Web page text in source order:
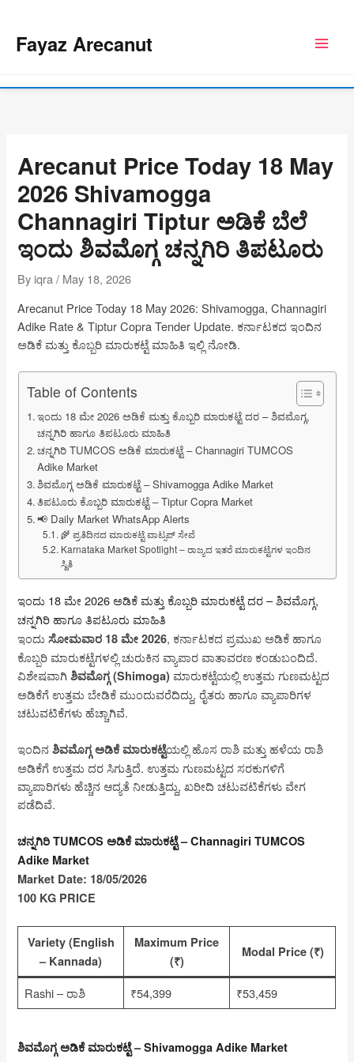
contentFayaz Arecanut
Arecanut Price Today 18 May
2026 Shivamogga
Channagiri Tiptur ಅಡಿಕೆ ಬೆಲೆ
ಇಂದು ಶಿವಮೊಗ್ಗ ಚನ್ನಗಿರಿ ತಿಪಟೂರು
By iqra/ May 18, 2026
Arecanut Price Today 18 May 2026: Shivamogga, Channagiri
Adike Rate & Tiptur Copra Tender Update. ಕರ್ನಾಟಕದ ಇಂದಿನ
ಅಡಿಕೆ ಮತ್ತು ಕೊಬ್ಬರಿ ಮಾರುಕಟ್ಟೆ ಮಾಹಿತಿ ಇಲ್ಲಿ ನೋಡಿ.
Table of Contents
ಇಂದು 18 ಮೇ 2026 ಅಡಿಕೆ ಮತ್ತು ಕೊಬ್ಬರಿ ಮಾರುಕಟ್ಟೆ ದರ – ಶಿವಮೊಗ್ಗ,
ಚನ್ನಗಿರಿ ಹಾಗೂ ತಿಪಟೂರು ಮಾಹಿತಿ
ಚನ್ನಗಿರಿ TUMCOS ಅಡಿಕೆ ಮಾರುಕಟ್ಟೆ – Channagiri TUMCOS
Adike Market
ಶಿವಮೊಗ್ಗ ಅಡಿಕೆ ಮಾರುಕಟ್ಟೆ – Shivamogga Adike Market
ತಿಪಟೂರು ಕೊಬ್ಬರಿ ಮಾರುಕಟ್ಟೆ – Tiptur Copra Market
📢 Daily Market WhatsApp Alerts
🌾 ಪ್ರತಿದಿನದ ಮಾರುಕಟ್ಟೆ ವಾಟ್ಸಪ್ ಸೇವೆ
Karnataka Market Spotlight – ರಾಜ್ಯದ ಇತರೆ ಮಾರುಕಟ್ಟೆಗಳ ಇಂದಿನ
ಸ್ಥಿತಿ
ಇಂದು 18 ಮೇ 2026 ಅಡಿಕೆ ಮತ್ತು ಕೊಬ್ಬರಿ ಮಾರುಕಟ್ಟೆ ದರ – ಶಿವಮೊಗ್ಗ,
ಚನ್ನಗಿರಿ ಹಾಗೂ ತಿಪಟೂರು ಮಾಹಿತಿ
ಇಂದುಸೋಮವಾರ 18 ಮೇ 2026, ಕರ್ನಾಟಕದ ಪ್ರಮುಖ ಅಡಿಕೆ ಹಾಗೂ
ಕೊಬ್ಬರಿ ಮಾರುಕಟ್ಟೆಗಳಲ್ಲಿ ಚುರುಕಿನ ವ್ಯಾಪಾರ ವಾತಾವರಣ ಕಂಡುಬಂದಿದೆ.
ವಿಶೇಷವಾಗಿಶಿವಮೊಗ್ಗ (Shimoga) ಮಾರುಕಟ್ಟೆಯಲ್ಲಿ ಉತ್ತಮ ಗುಣಮಟ್ಟದ
ಅಡಿಕೆಗೆ ಉತ್ತಮ ಬೇಡಿಕೆ ಮುಂದುವರೆದಿದ್ದು, ರೈತರು ಹಾಗೂ ವ್ಯಾಪಾರಿಗಳ
ಚಟುವಟಿಕೆಗಳು ಹೆಚ್ಚಾಗಿವೆ.
ಇಂದಿನಶಿವಮೊಗ್ಗ ಅಡಿಕೆ ಮಾರುಕಟ್ಟೆಯಲ್ಲಿ ಹೊಸ ರಾಶಿ ಮತ್ತು ಹಳೆಯ ರಾಶಿ
ಅಡಿಕೆಗೆ ಉತ್ತಮ ದರ ಸಿಗುತ್ತಿದೆ. ಉತ್ತಮ ಗುಣಮಟ್ಟದ ಸರಕುಗಳಿಗೆ
ವ್ಯಾಪಾರಿಗಳು ಹೆಚ್ಚಿನ ಆದ್ಯತೆ ನೀಡುತ್ತಿದ್ದು, ಖರೀದಿ ಚಟುವಟಿಕೆಗಳು ವೇಗ
ಪಡೆದಿವೆ.
ಚನ್ನಗಿರಿ TUMCOS ಅಡಿಕೆ ಮಾರುಕಟ್ಟೆ – Channagiri TUMCOS
Adike Market
Market Date: 18/05/2026
100 KG PRICE
Variety (English
– Kannada)
Maximum Price
(₹)
Modal Price (₹)
Rashi – ರಾಶಿ ₹54,399 ₹53,459
ಶಿವಮೊಗ್ಗ ಅಡಿಕೆ ಮಾರುಕಟ್ಟೆ – Shivamogga Adike Market